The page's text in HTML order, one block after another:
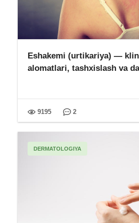
Eshakemi (urtikariya) —
alomatlari, tashxislash va
9195 2
DERMATOLOGIYA